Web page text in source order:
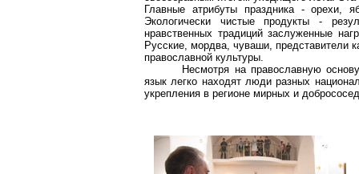
Главные атрибуты праздника - орехи,
Экологически чистые продукты -
нравственных традиций заслуженные
Русские, мордва, чуваши, представители
православной культуры.
Несмотря на православную
язык легко находят люди разных
укрепления в регионе мирных и